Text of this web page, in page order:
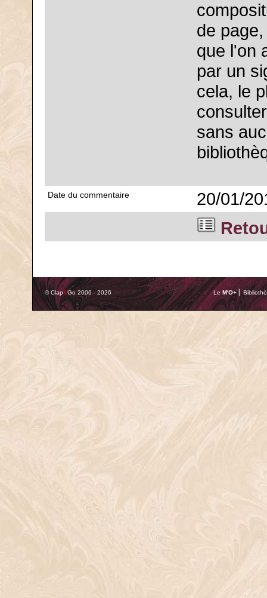
de
que l'on
par un
cela, le
sans
Date du commentaire
20/01/
© Clap&Go 2006 - 2026 Le M'O+ ⎢